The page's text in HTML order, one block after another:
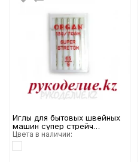
Иглы для бытовых швейных
машин супер стрейч
5435065 №65 (5шт) ORGAN
Цвета в наличии: